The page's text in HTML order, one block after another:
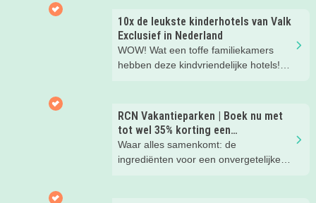
ontspannen met een lekkere lunch op
het strand en een duik in zee. Heerlijk!
10x de leukste kinderhotels van Valk
Exclusief in Nederland
WOW! Wat een toffe familiekamers
hebben deze kindvriendelijke hotels!
kinderhotels van Valk Exclusief en
boek een heerlijk nachtje weg met je
kind(eren).
RCN Vakantieparken | Boek nu met
tot wel 35% korting een
zomervakantie!
Waar alles samenkomt: de
ingrediënten voor een onvergetelijke